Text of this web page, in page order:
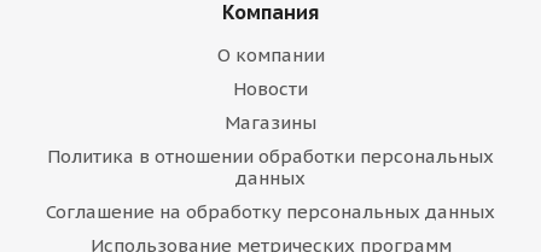
Компания
О компании
Новости
Магазины
Политика в отношении обработки персональных
данных
Соглашение на обработку персональных данных
Использование метрических программ